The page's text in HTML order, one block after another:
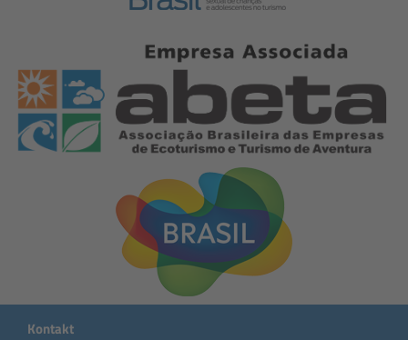
Kontakt